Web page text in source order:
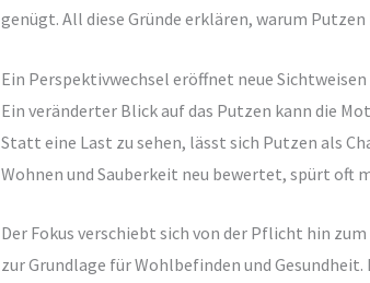
genügt. All diese Gründe erklären, warum
Ein Perspektivwechsel eröffnet neue Sichtweisen
Ein veränderter Blick auf das Putzen kann die
Statt eine Last zu sehen, lässt sich Putzen als
Wohnen und Sauberkeit neu bewertet, spürt oft
Der Fokus verschiebt sich von der Pflicht hin
zur Grundlage für Wohlbefinden und